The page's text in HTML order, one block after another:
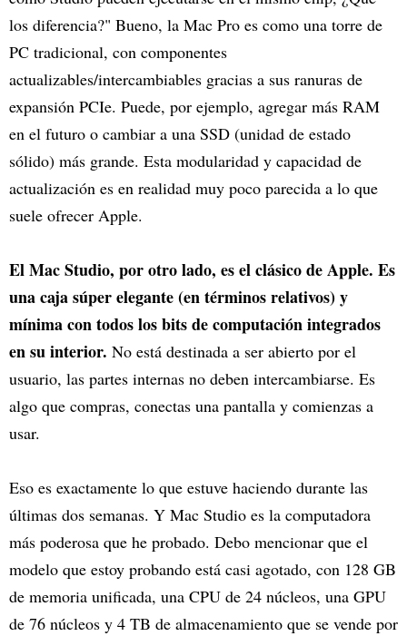
los diferencia?" Bueno, la Mac Pro es como una torre de
PC tradicional, con componentes
actualizables/intercambiables gracias a sus ranuras de
expansión PCIe. Puede, por ejemplo, agregar más RAM
en el futuro o cambiar a una SSD (unidad de estado
sólido) más grande. Esta modularidad y capacidad de
actualización es en realidad muy poco parecida a lo que
suele ofrecer Apple.
El Mac Studio, por otro lado, es el clásico de Apple. Es
una caja súper elegante (en términos relativos) y
mínima con todos los bits de computación integrados
en su interior. No está destinada a ser abierto por el
usuario, las partes internas no deben intercambiarse. Es
algo que compras, conectas una pantalla y comienzas a
usar.
Eso es exactamente lo que estuve haciendo durante las
últimas dos semanas. Y Mac Studio es la computadora
más poderosa que he probado. Debo mencionar que el
modelo que estoy probando está casi agotado, con 128 GB
de memoria unificada, una CPU de 24 núcleos, una GPU
de 76 núcleos y 4 TB de almacenamiento que se vende por